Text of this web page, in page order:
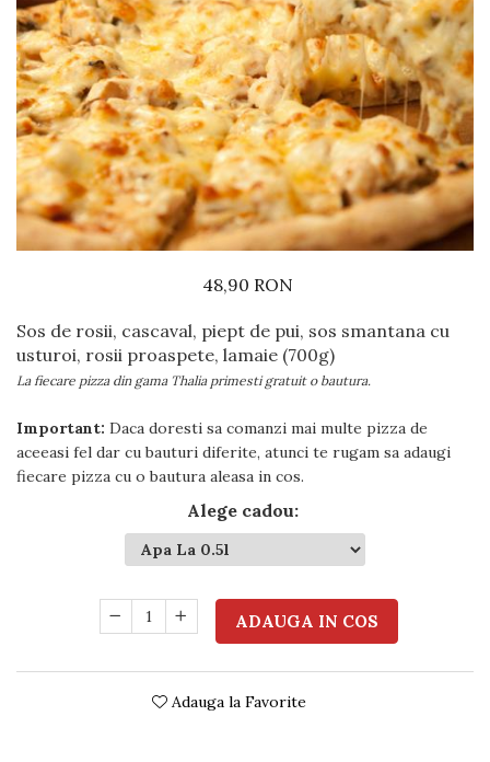
Preparate din vita
Preparate din peste
Garnituri
Salate
Sosuri
Desert
48,90 RON
Sos de rosii, cascaval, piept de pui, sos smantana cu
usturoi, rosii proaspete, lamaie (700g)
La fiecare pizza din gama Thalia primesti gratuit o bautura.
Important: Daca doresti sa comanzi mai multe pizza de
aceeasi fel dar cu bauturi diferite, atunci te rugam sa adaugi
fiecare pizza cu o bautura aleasa in cos.
Alege cadou:
ADAUGA IN COS
Adauga la Favorite